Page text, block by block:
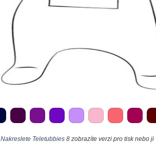
Nakreslete Teletubbies 8zobrazíte verzi pro tisk nebo ji